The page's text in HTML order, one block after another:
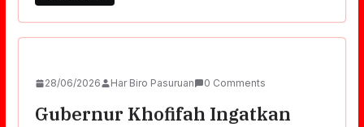
28/06/2026 Har Biro Pasuruan 0 Comments
Gubernur Khofifah Ingatkan